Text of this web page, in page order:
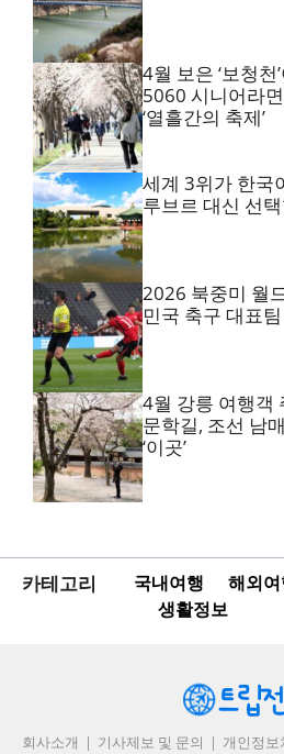
4월 보은 ‘보청
5060 시니어라
‘열흘간의 축제’
세계 3위가 한국
루브르 대신 선
2026 북중미 월
민국 축구 대표
4월 강릉 여행객
문학길, 조선 남
‘이곳’
카테고리 국내여행 해외
생활정보
회사소개 기사제보 및 문의 개인정보